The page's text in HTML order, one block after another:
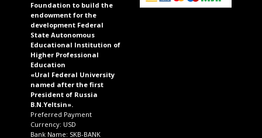
Foundation to build the
endowment for the
development Federal
State Autonomous
Educational Institution of
Higher Professional
Education
«Ural Federal University
named after the first
President of Russia
B.N.Yeltsin».
Preferred Payment
Currency: USD
Bank Name: SKB-BANK